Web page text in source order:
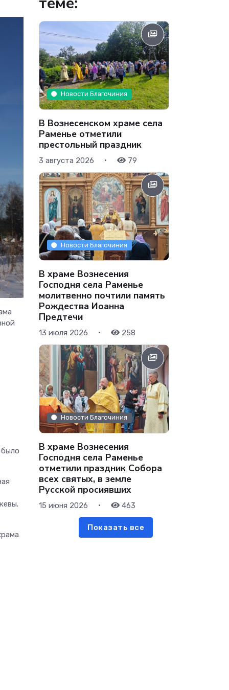
Новости Благочиния
В Вознесенском храме села
Раменье отметили
престольный праздник
3 августа 2026 • 79
Новости Благочиния
В храме Вознесения
Господня села Раменье
молитвенно почтили память
Рождества Иоанна
Предтечи
13 июля 2026 • 258
Новости Благочиния
В храме Вознесения
Господня села Раменье
отметили праздник Собора
всех святых, в земле
Русской просиявших
15 июня 2026 • 463
Показать все